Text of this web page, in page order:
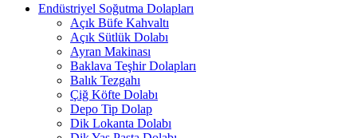
Endüstriyel Soğutma Dolapları
Açık Büfe Kahvaltı
Açık Sütlük Dolabı
Ayran Makinası
Baklava Teşhir Dolapları
Balık Tezgahı
Çiğ Köfte Dolabı
Depo Tip Dolap
Dik Lokanta Dolabı